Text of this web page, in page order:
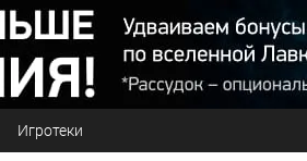
Игротеки